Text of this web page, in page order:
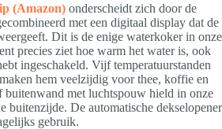
(Amazon) onderscheidt zich door de
met een digitaal display dat de
Dit is de enige waterkoker in onze
precies ziet hoe warm het water is, ook
ingeschakeld. Vijf temperatuurstanden
hem veelzijdig voor thee, koffie en
buitenwand met luchtspouw hield in onze
buitenzijde. De automatische dekselopener
gebruik.